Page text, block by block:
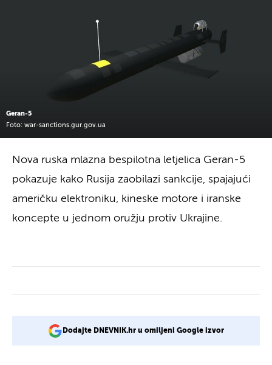
Geran-5
Foto: war-sanctions.gur.gov.ua
Nova ruska mlazna bespilotna letjelica Geran-5
pokazuje kako Rusija zaobilazi sankcije, spajajući
američku elektroniku, kineske motore i iranske
koncepte u jednom oružju protiv Ukrajine.
Dodajte DNEVNIK.hr u omiljeni Google izvor